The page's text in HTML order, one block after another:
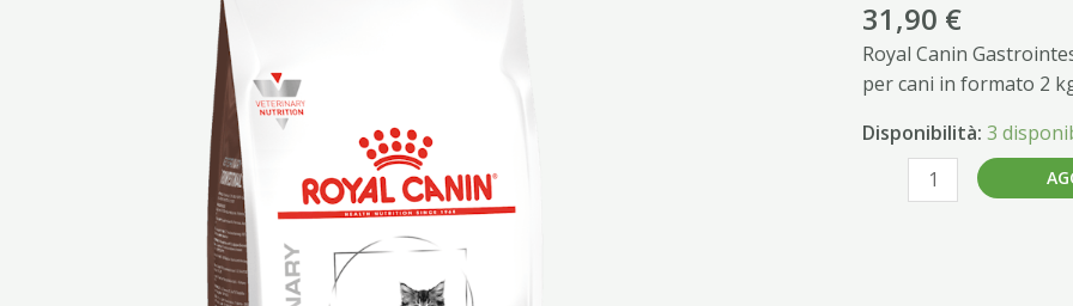
31,90 €
Royal Canin
per cani in formato 2
Disponibilità: 3